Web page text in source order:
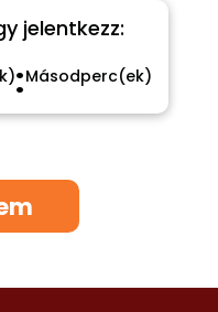
jelentkezz:
:Másodperc(ek)